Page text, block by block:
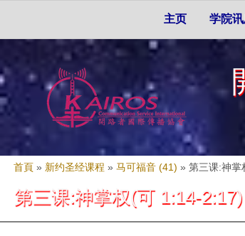
主页
学院
您在這裡
首頁 » 新约圣经课程 »马可福音 (41) »第三课:神掌
第三课:神掌权(可 1:14-2:17)